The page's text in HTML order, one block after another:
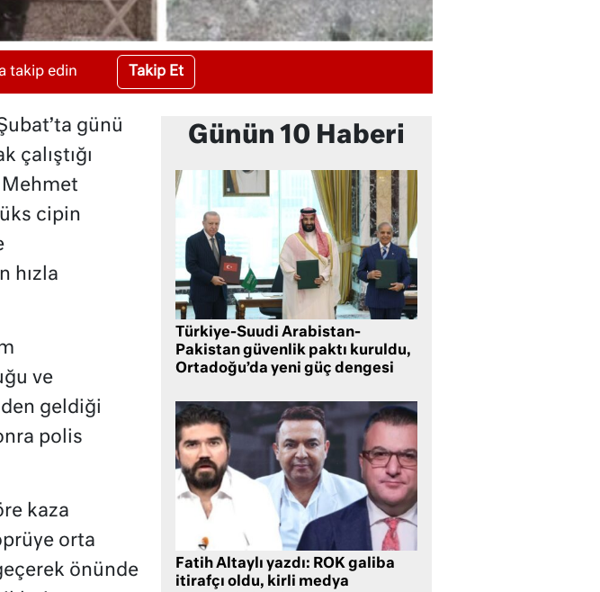
takip edin Takip Et
günü
çalıştığı
Mehmet
cipin
hızla
ve
geldiği
polis
kaza
orta
önünde
Günün 10 Haberi
Türkiye-Suudi Arabistan-
Pakistan güvenlik paktı kuruldu,
Ortadoğu’da yeni güç dengesi
Fatih Altaylı yazdı: ROK galiba
itirafçı oldu, kirli medya